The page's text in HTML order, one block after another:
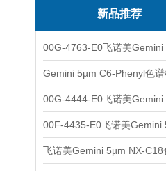
新品推荐